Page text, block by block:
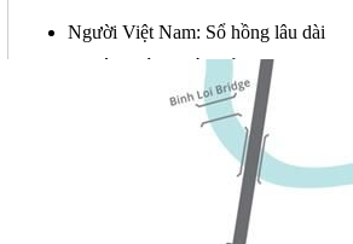
Người Việt Nam: Sổ hồng lâu dài
Người nước ngoài: Sở hữu 50 năm
luật pháp hiện hành